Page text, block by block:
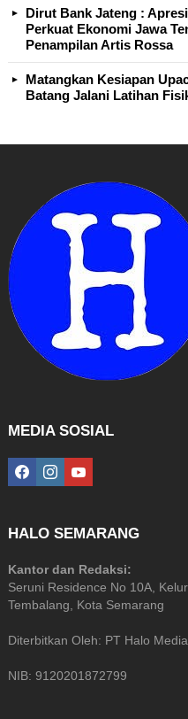
Dirut Bank Jateng :
Perkuat Ekonomi Jawa
Penampilan Artis Rossa
Matangkan Kesiapan
Batang Jalani Latihan
MEDIA SOSIAL
facebookinstagramyoutube
HALO SEMARANG
Kantor dan Redaksi:
Seruni Residence No 10A,
Tembalang, Kota Semarang
Diterbitkan Oleh: PT Halo
NIB: 9120201872799